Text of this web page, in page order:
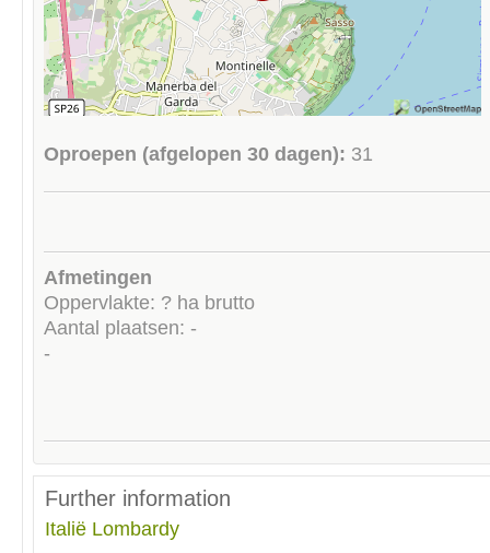
Oproepen (afgelopen 30 dagen): 31
Afmetingen
Oppervlakte: ? ha brutto
Aantal plaatsen: -
-
Further information
Italië Lombardy